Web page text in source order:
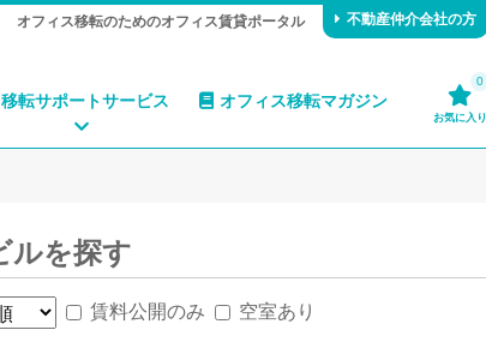
オフィス移転のためのオフィス賃貸ポータル 不動産仲介会社の方
移転サポートサービス オフィス移転マガジン
0
お気に入り
ルを探す
賃料公開のみ 空室あり